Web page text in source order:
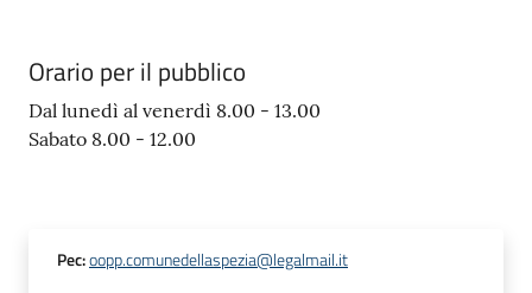
Orario per il pubblico
Dal lunedì al venerdì 8.00 - 13.00
Sabato 8.00 - 12.00
Pec:oopp.comunedellaspezia@legalmail.it